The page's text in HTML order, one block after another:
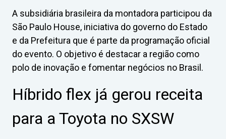
A subsidiária brasileira da montadora participou da
São Paulo House, iniciativa do governo do Estado
e da Prefeitura que é parte da programação oficial
do evento. O objetivo é destacar a região como
polo de inovação e fomentar negócios no Brasil.
Híbrido flex já gerou receita
para a Toyota no SXSW